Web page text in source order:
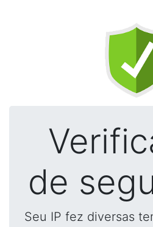
de
Seu IP fez diversas